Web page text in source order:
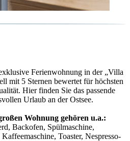
Ferienwohnung in der „Villa
mit 5 Sternen bewertet für höchsten
Hier finden Sie das passende
Urlaub an der Ostsee.
Wohnung gehören u.a.:
Backofen, Spülmaschine,
Toaster, Nespresso-